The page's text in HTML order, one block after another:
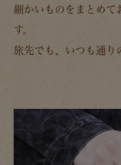
細かいものをまとめて
す。
旅先でも、いつも通り